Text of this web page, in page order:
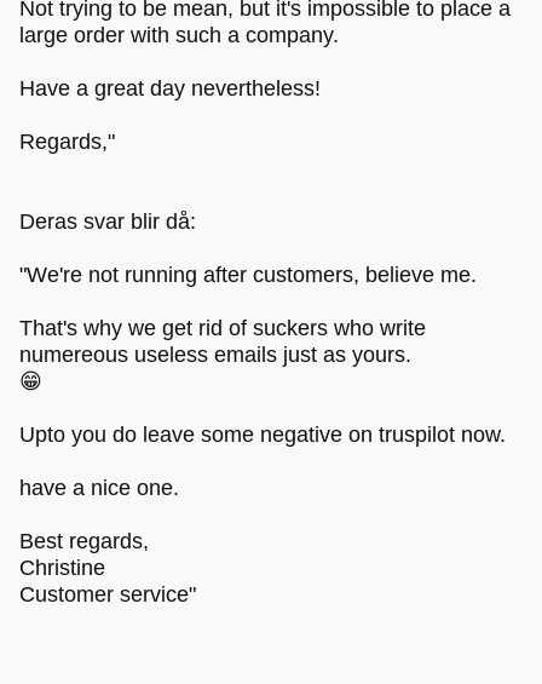
Not trying to be mean, but it's impossible to place a
large order with such a company.
Have a great day nevertheless!
Regards,"
Deras svar blir då:
"We're not running after customers, believe me.
That's why we get rid of suckers who write
numereous useless emails just as yours.
😁
Upto you do leave some negative on truspilot now.
have a nice one.
Best regards,
Christine
Customer service"